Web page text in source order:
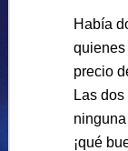
Había
quienes
precio
Las
¡qué